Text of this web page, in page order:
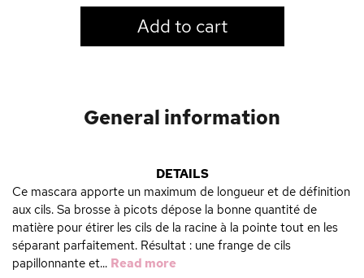
Add to cart
General information
DETAILS
Ce mascara apporte un maximum de longueur et de définition
aux cils. Sa brosse à picots dépose la bonne quantité de
matière pour étirer les cils de la racine à la pointe tout en les
séparant parfaitement. Résultat : une frange de cils
papillonnante et... Read more